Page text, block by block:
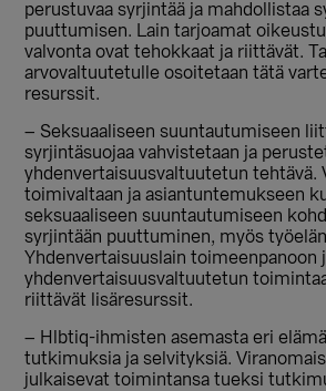
perustuvaa syrjintää ja mahdollistaa
puuttumisen. Lain tarjoamat
valvonta ovat tehokkaat ja riittävät.
arvovaltuutetulle osoitetaan tätä
resurssit.
– Seksuaaliseen suuntautumiseen
syrjintäsuojaa vahvistetaan ja
yhdenvertaisuusvaltuutetun tehtävä.
toimivaltaan ja asiantuntemukseen
seksuaaliseen suuntautumiseen
syrjintään puuttuminen, myös
Yhdenvertaisuuslain toimeenpanoon
yhdenvertaisuusvaltuutetun
riittävät lisäresurssit.
– Hlbtiq-ihmisten asemasta eri
tutkimuksia ja selvityksiä.
julkaisevat toimintansa tueksi